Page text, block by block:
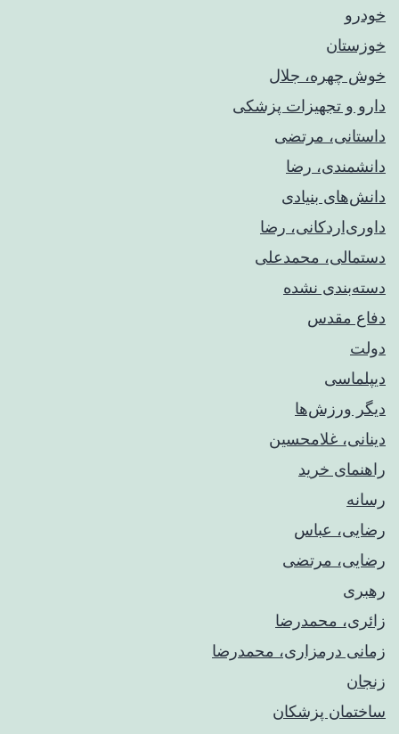
خودرو
خوزستان
خوش چهره، جلال
دارو و تجهیزات پزشکی
داستانی، مرتضی
دانشمندی، رضا
دانش‌های بنیادی
داوری‌اردکانی، رضا
دستمالی، محمدعلی
دسته‌بندی نشده
دفاع مقدس
دولت
دیپلماسی
دیگر ورزش‌ها
دینانی، غلامحسین
راهنمای خريد
رسانه
رضایی، عباس
رضایی، مرتضی
رهبری
زائری، محمدرضا
زمانی درمزاری، محمدرضا
زنجان
ساختمان پزشکان